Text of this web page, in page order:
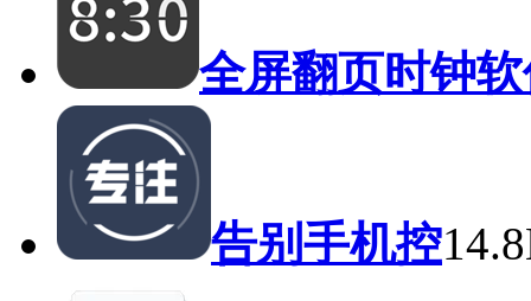
全屏翻页时钟
告别手机控